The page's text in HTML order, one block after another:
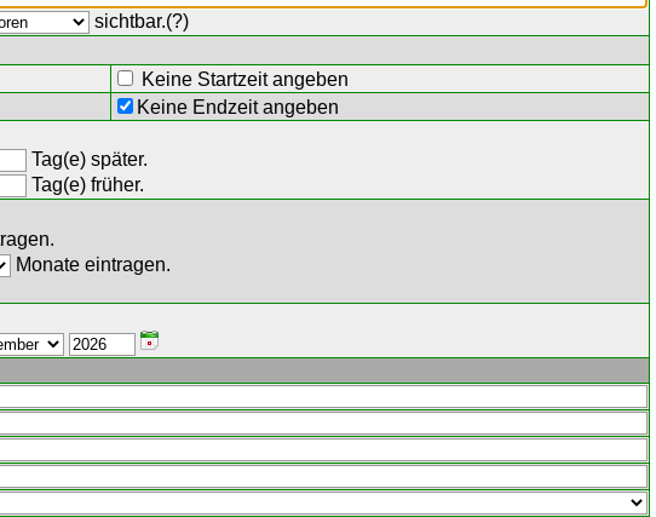
sichtbar.(?)
Keine Startzeit angeben
Keine Endzeit angeben
Tag(e) später.
Tag(e) früher.
Monate eintragen.